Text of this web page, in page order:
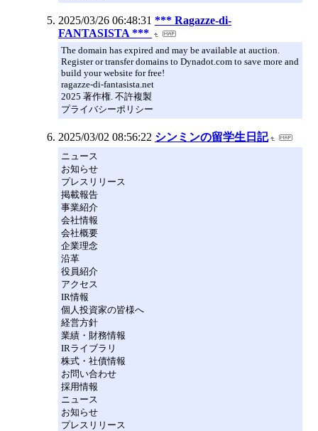
2025/03/26 06:48:31 *** Ragazze-di-
FANTASISTA ***
The domain has expired and may be available at auction.
Register or transfer domains to Dynadot.com to save more and
build your website for free!
ragazze-di-fantasista.net
2025 著作権. 不許複製
プライバシーポリシー
2025/03/02 08:56:22 シンミンの留学生日記
ニュース
お知らせ
プレスリリース
掲載報告
事業紹介
会社情報
会社概要
企業理念
沿革
役員紹介
アクセス
IR情報
個人投資家の皆様へ
経営方針
業績・財務情報
IRライブラリ
株式・社債情報
お問い合わせ
採用情報
ニュース
お知らせ
プレスリリース